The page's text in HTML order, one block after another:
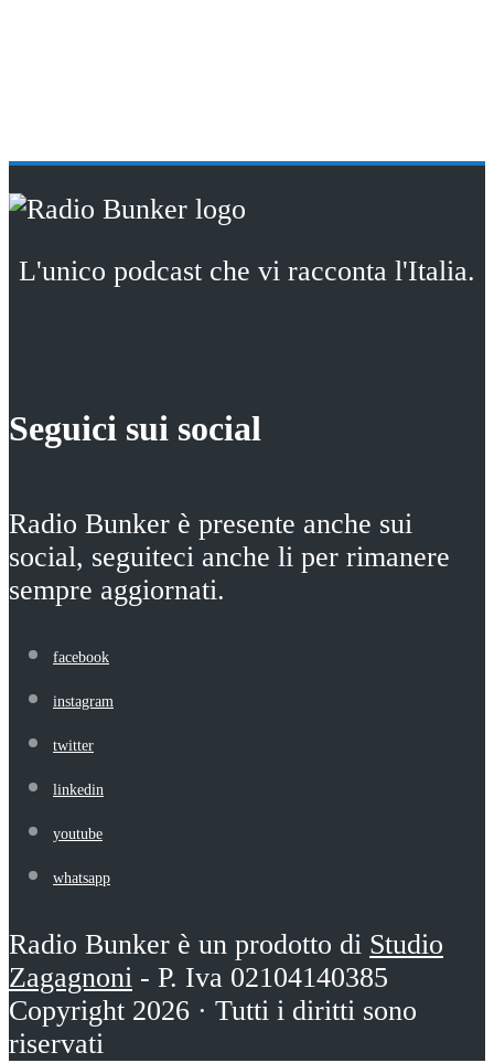
L'unico podcast che vi racconta l'Italia.
Seguici sui social
Radio Bunker è presente anche sui
social, seguiteci anche li per rimanere
sempre aggiornati.
facebook
instagram
twitter
linkedin
youtube
whatsapp
Radio Bunker è un prodotto di Studio
Zagagnoni - P. Iva 02104140385
Copyright 2026 · Tutti i diritti sono
riservati